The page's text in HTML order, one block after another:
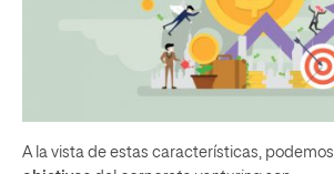
A la vista de estas características,